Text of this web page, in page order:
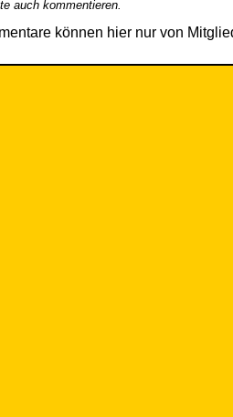
auch kommentieren.
können hier nur von